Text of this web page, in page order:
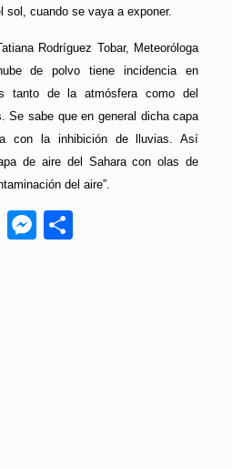
sol, cuando se vaya a exponer.
Rodríguez Tobar, Meteoróloga
de polvo tiene incidencia en
tanto de la atmósfera como del
Se sabe que en general dicha capa
con la inhibición de lluvias. Así
de aire del Sahara con olas de
del aire”.
Telegram
Messenger